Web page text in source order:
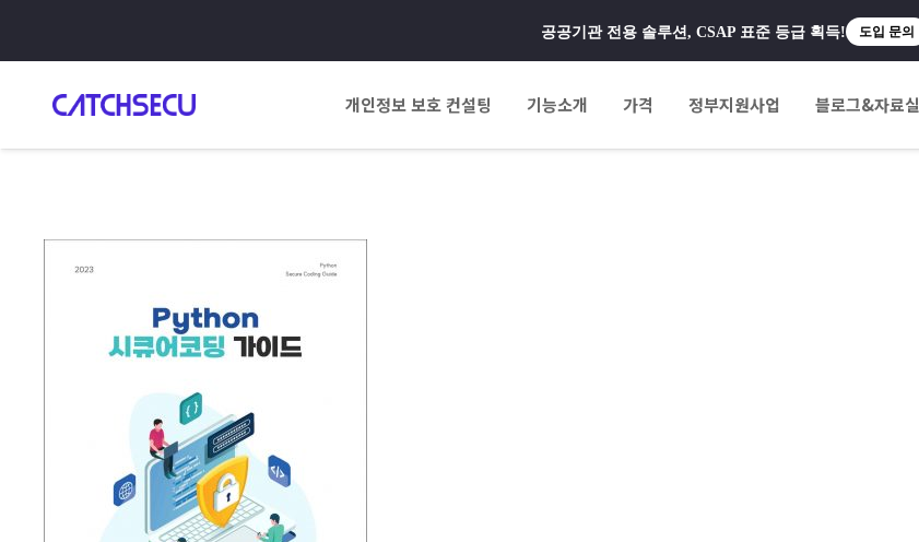
공공기관 전용 솔루션, CSAP 표준 등급 획득! 도입 문의
개인정보 보호 컨설팅 기능소개 가격 정부지원사업 블로그&자료실